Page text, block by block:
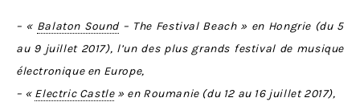
– « Balaton Sound– The Festival Beach » en Hongrie (du 5
au 9 juillet 2017), l’un des plus grands festival de musique
électronique en Europe,
– « Electric Castle» en Roumanie (du 12 au 16 juillet 2017),